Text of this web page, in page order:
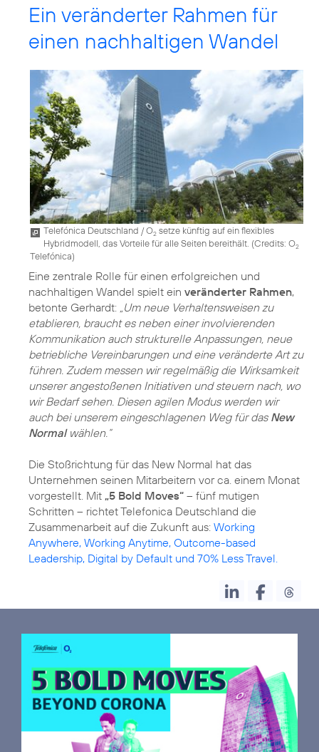
Ein veränderter Rahmen für
einen nachhaltigen Wandel
Telefónica Deutschland / O2 setze künftig auf ein flexibles
Hybridmodell, das Vorteile für alle Seiten bereithält. (Credits: O2
Telefónica)
Eine zentrale Rolle für einen erfolgreichen und
nachhaltigen Wandel spielt ein veränderter Rahmen,
betonte Gerhardt: „Um neue Verhaltensweisen zu
etablieren, braucht es neben einer involvierenden
Kommunikation auch strukturelle Anpassungen, neue
betriebliche Vereinbarungen und eine veränderte Art zu
führen. Zudem messen wir regelmäßig die Wirksamkeit
unserer angestoßenen Initiativen und steuern nach, wo
wir Bedarf sehen. Diesen agilen Modus werden wir
auch bei unserem eingeschlagenen Weg für das New
Normalwählen.“
Die Stoßrichtung für das New Normal hat das
Unternehmen seinen Mitarbeitern vor ca. einem Monat
vorgestellt. Mit „5 Bold Moves“ – fünf mutigen
Schritten – richtet Telefonica Deutschland die
Zusammenarbeit auf die Zukunft aus: Working
Anywhere, Working Anytime, Outcome-based
Leadership, Digital by Default und 70% Less Travel.